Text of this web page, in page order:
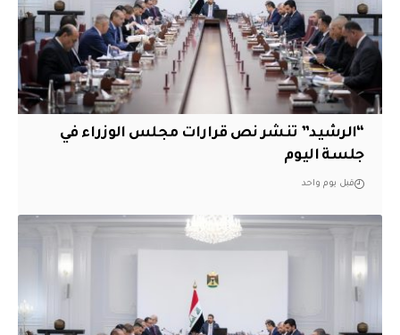
“الرشيد” تنشر نص قرارات مجلس الوزراء في
جلسة اليوم
قبل يوم واحد